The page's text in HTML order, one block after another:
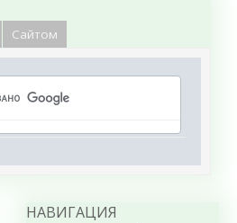
Сайтом
НАВИГАЦИЯ